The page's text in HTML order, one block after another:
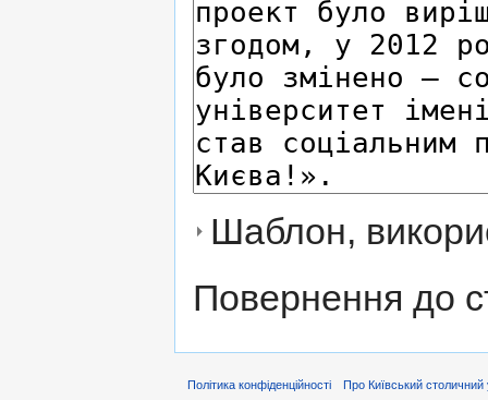
Шаблон,
Повернення до
Політика конфіденційності Про Київський столичний